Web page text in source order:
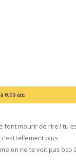
6:03 am
font mourir de rire ! tu
tellement plus
on ne te voit pas bcp